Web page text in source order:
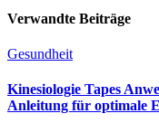
Verwandte Beiträge
Gesundheit
Kinesiologie Tapes
Anleitung für optimale